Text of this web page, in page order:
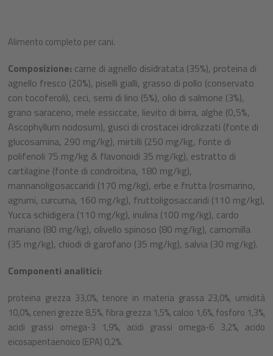
Alimento completo per cani.
Composizione: carne di agnello disidratata (35%), proteina di
agnello fresco (20%), piselli gialli, grasso di pollo (conservato
con tocoferoli), ceci, semi di lino (5%), olio di salmone (3%),
grano saraceno, mele essiccate, lievito di birra, alghe (0,5%,
Ascophyllum nodosum), gusci di crostacei idrolizzati (fonte di
glucosamina, 290 mg/kg), mirtilli (250 mg/kg, fonte di
polifenoli 75 mg/kg & flavonoidi 35 mg/kg), estratto di
cartilagine (fonte di condroitina, 180 mg/kg),
mannanoligosaccaridi (170 mg/kg), erbe e frutta (rosmarino,
agrumi, curcuma, 160 mg/kg), fruttoligosaccaridi (110 mg/kg),
Yucca schidigera (110 mg/kg), inulina (100 mg/kg), cardo
mariano (80 mg/kg), olivello spinoso (80 mg/kg), camomilla
(35 mg/kg), chiodi di garofano (35 mg/kg), salvia (30 mg/kg).
Componenti analitici:
proteina grezza 33,0%, tenore in materia grassa 23,0%, umidità
10,0%, ceneri grezze 8,5%, fibra grezza 1,5%, calcio 1,6%, fosforo 1,3%,
acidi grassi omega-3 1,9%, acidi grassi omega-6 3,2%, acido
eicosapentaenoico (EPA) 0,2%.